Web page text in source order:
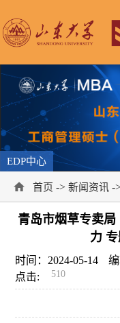
EDP中心
首页 -> 新闻资讯 -
青岛市烟草专卖
力
时间：2024-05-14
点击:
510